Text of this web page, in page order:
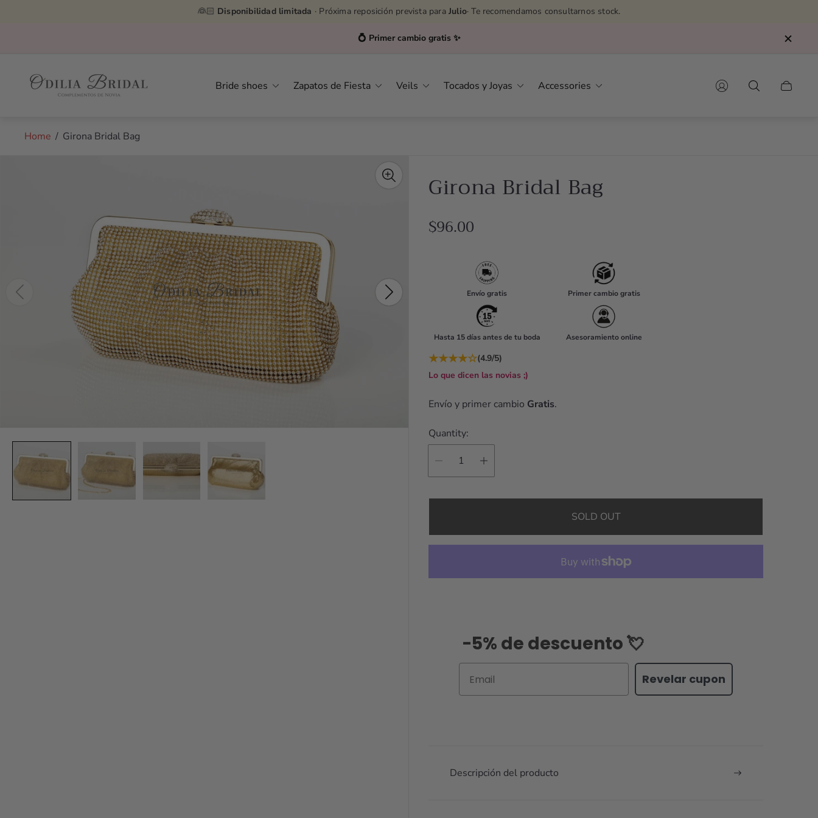
👰🏻 Disponibilidad limitada · Próxima reposición prevista para Julio· Te recomendamos consultarnos stock.
Asesoras por
Store
logo"
Bride shoes Zapatos de Fiesta Veils Tocados y Joyas Accessories
Cart
Home / Girona Bridal Bag
Girona Bridal Bag
R
r
p
i
c
e
$96.00
Envío gratis Primer cambio gratis
Hasta 15 días antes de tu boda Asesoramiento online
★★★★☆(4.9/5)
Lo que dicen las novias ;)
Envío y primer cambio Gratis.
Quantity:
SOLD OUT
-5% de descuento 💘
Revelar cupon
Descripción del producto